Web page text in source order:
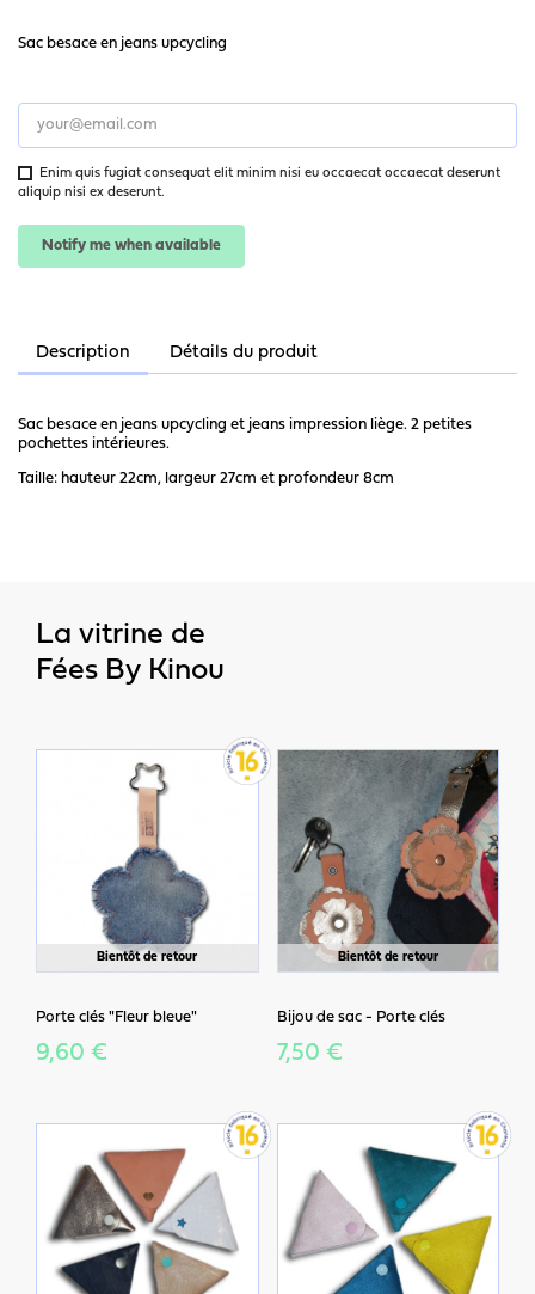
Sac besace en jeans upcycling
Enim quis fugiat consequat elit minim nisi eu occaecat occaecat deserunt
aliquip nisi ex deserunt.
Notify me when available
Description Détails du produit
Sac besace en jeans upcycling et jeans impression liège. 2 petites
pochettes intérieures.
Taille: hauteur 22cm, largeur 27cm et profondeur 8cm
La vitrine de
Fées By Kinou
Bientôt de retour
Porte clés "Fleur bleue"
9,60 €
Bientôt de retour
Bijou de sac - Porte clés
7,50 €